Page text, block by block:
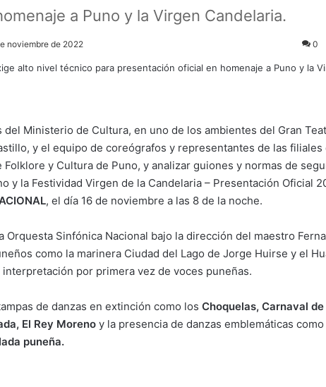
a Puno y la Virgen Candelaria.
noviembre de 2022 0
del Ministerio de Cultura, en uno de los ambientes del Gran
y el equipo de coreógrafos y representantes de las filiales
Folklore y Cultura de Puno, y analizar guiones y normas de
y la Festividad Virgen de la Candelaria – Presentación Oficial
, el día 16 de noviembre a las 8 de la noche.
Orquesta Sinfónica Nacional bajo la dirección del maestro
como la marinera Ciudad del Lago de Jorge Huirse y el
por primera vez de voces puneñas.
de danzas en extinción como los Choquelas, Carnaval
El Rey Moreno y la presencia de danzas emblemáticas como
puneña.